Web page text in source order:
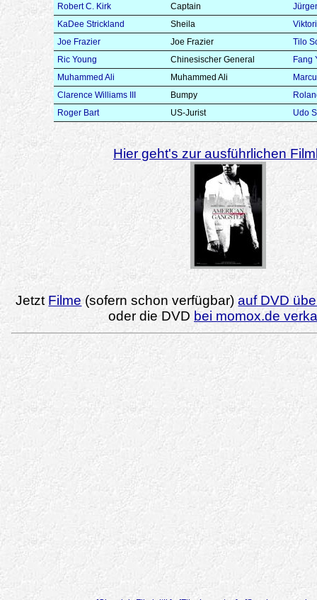
Robert C. Kirk
Captain
KaDee Strickland
Sheila
Joe Frazier
Joe Frazier
Tilo
Ric Young
Chinesischer General
Fang
Muhammed Ali
Muhammed Ali
Clarence Williams III
Bumpy
Roger Bart
US-Jurist Udo
Hier geht's zur ausführlichen
Jetzt Filme (sofern schon verfügbar)auf DVD
oder die DVD bei momox.de